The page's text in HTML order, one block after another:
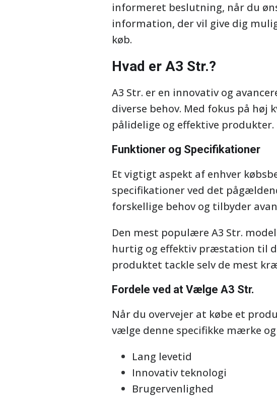
informeret beslutning, når du
information, der vil give dig
køb.
Hvad er A3 Str.?
A3 Str. er en innovativ og
diverse behov. Med fokus på høj
pålidelige og effektive produkter.
Funktioner og Specifikationer
Et vigtigt aspekt af enhver
specifikationer ved det
forskellige behov og tilbyder
Den mest populære A3 Str.
hurtig og effektiv præstation til
produktet tackle selv de mest
Fordele ved at Vælge A3 Str.
Når du overvejer at købe et
vælge denne specifikke mærke
Lang levetid
Innovativ teknologi
Brugervenlighed